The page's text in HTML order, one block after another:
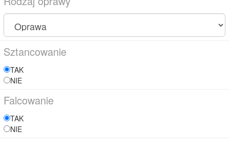
Sztancowanie
TAK
NIE
Falcowanie
TAK
NIE